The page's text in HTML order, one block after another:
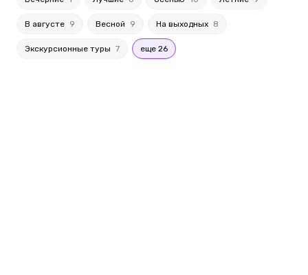
В августе 9 Весной 9 На выходных 8
Экскурсионные туры 7 еще 26